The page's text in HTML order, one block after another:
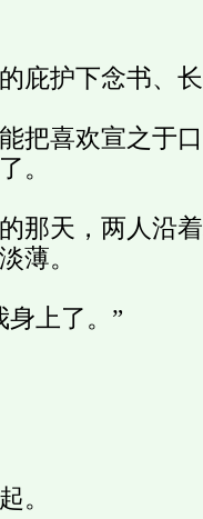
庇护下念书、
把喜欢宣之于
。
那天，两人沿
薄。
身上了。”
。